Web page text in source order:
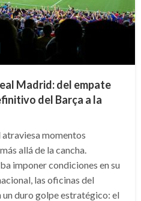
Madrid: del empate
del Barça a la
momentos
allá de la cancha.
imponer condiciones en su
las oficinas del
duro golpe estratégico: el